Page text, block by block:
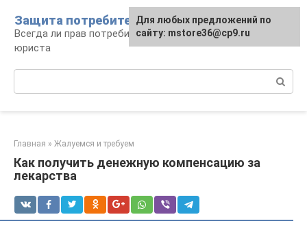
контенту
Защита потребителя
Всегда ли прав потребитель: консультации
юриста
Главная » Жалуемся и требуем
Как получить денежную компенсацию за
лекарства
Для любых предложений по
сайту: mstore36@cp9.ru